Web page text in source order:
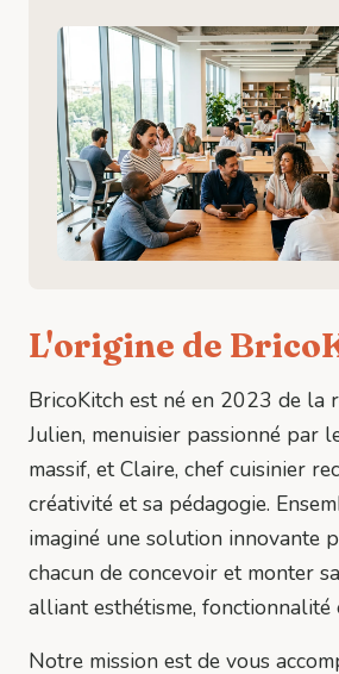
L'origine de
BricoKitch est né en 2023 de la
Julien, menuisier passionné par
massif, et Claire, chef cuisinier
créativité et sa pédagogie.
imaginé une solution innovante
chacun de concevoir et monter
alliant esthétisme, fonctionnalité
Notre mission est de vous